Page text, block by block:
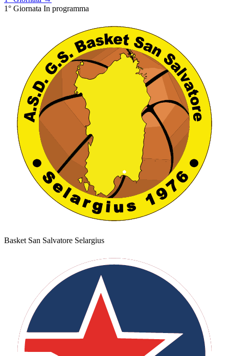
1° Giornata In programma
Basket San Salvatore Selargius